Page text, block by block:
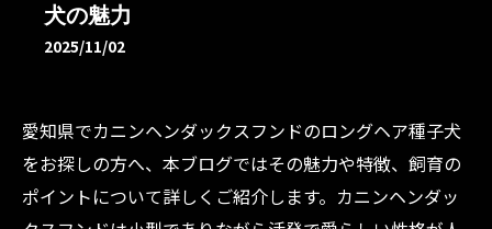
犬の魅力
2025/11/02
愛知県でカニンヘンダックスフンドのロングヘア種子犬
をお探しの方へ、本ブログではその魅力や特徴、飼育の
ポイントについて詳しくご紹介します。カニンヘンダッ